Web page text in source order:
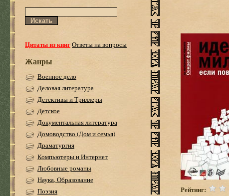
Цитаты из книгОтветы на вопросы
Жанры
Военное дело
Деловая литература
Детективы и Триллеры
Детское
Документальная литература
Домоводство (Дом и семья)
Драматургия
Компьютеры и Интернет
Любовные романы
Наука, Образование
Поэзия
Рейтинг: